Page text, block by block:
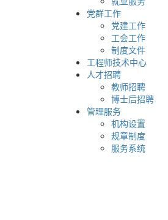
党群工作
党建工作
工会工作
制度文件
工程师技术中心
人才招聘
教师招聘
博士后招聘
管理服务
机构设置
规章制度
服务系统